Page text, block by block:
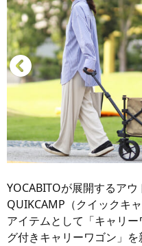
YOCABITOが展開するア
QUIKCAMP（クイックキ
アイテムとして「キャリ
グ付きキャリーワゴン」を